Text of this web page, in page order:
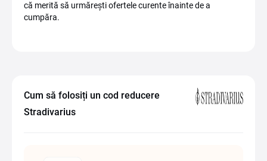
că merită să urmărești ofertele curente înainte de a
cumpăra.
Cum să folosiți un cod reducere
Stradivarius